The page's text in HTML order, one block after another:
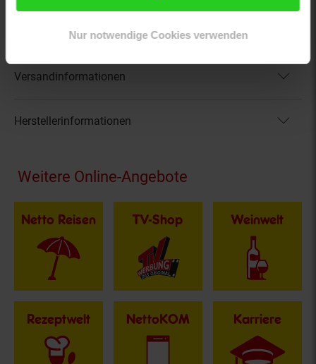
Nur notwendige Cookies verwenden
Artikel gehört zur Kategorie:
Versandinformationen
Herstellerinformationen
Fußzeile
Weitere Online-Angebote
Netto Reisen TV-Shop Weinwelt
Rezeptwelt NettoKOM Karriere